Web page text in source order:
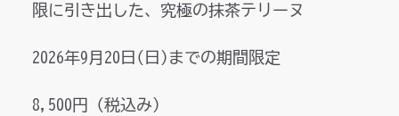
限に引き出した、究極の抹茶テリーヌ
2026年9月20日(日)までの期間限定
8,500円（税込み）